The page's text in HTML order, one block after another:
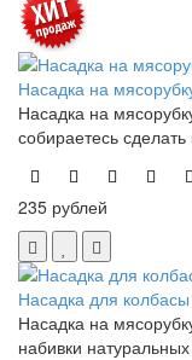
Насадка на
Насадка на
собираетесь
235 рублей
Насадка для
Насадка на
набивки